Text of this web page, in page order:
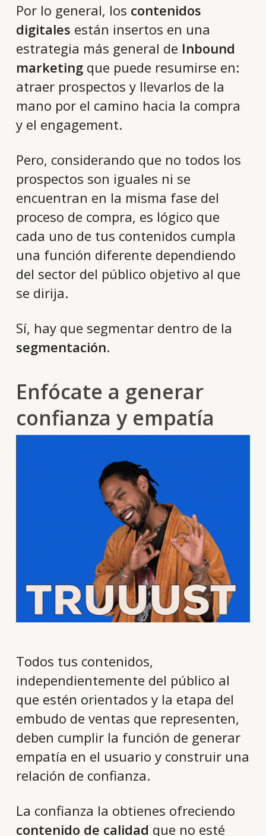
Por lo general, los contenidos
digitales están insertos en una
estrategia más general de Inbound
marketingque puede resumirse en:
atraer prospectos y llevarlos de la
mano por el camino hacia la compra
y el engagement.
Pero, considerando que no todos los
prospectos son iguales ni se
encuentran en la misma fase del
proceso de compra, es lógico que
cada uno de tus contenidos cumpla
una función diferente dependiendo
del sector del público objetivo al que
se dirija.
Sí, hay que segmentar dentro de la
segmentación.
Enfócate a generar
confianza y empatía
Todos tus contenidos,
independientemente del público al
que estén orientados y la etapa del
embudo de ventas que representen,
deben cumplir la función de generar
empatía en el usuario y construir una
relación de confianza.
La confianza la obtienes ofreciendo
contenido de calidad que no esté